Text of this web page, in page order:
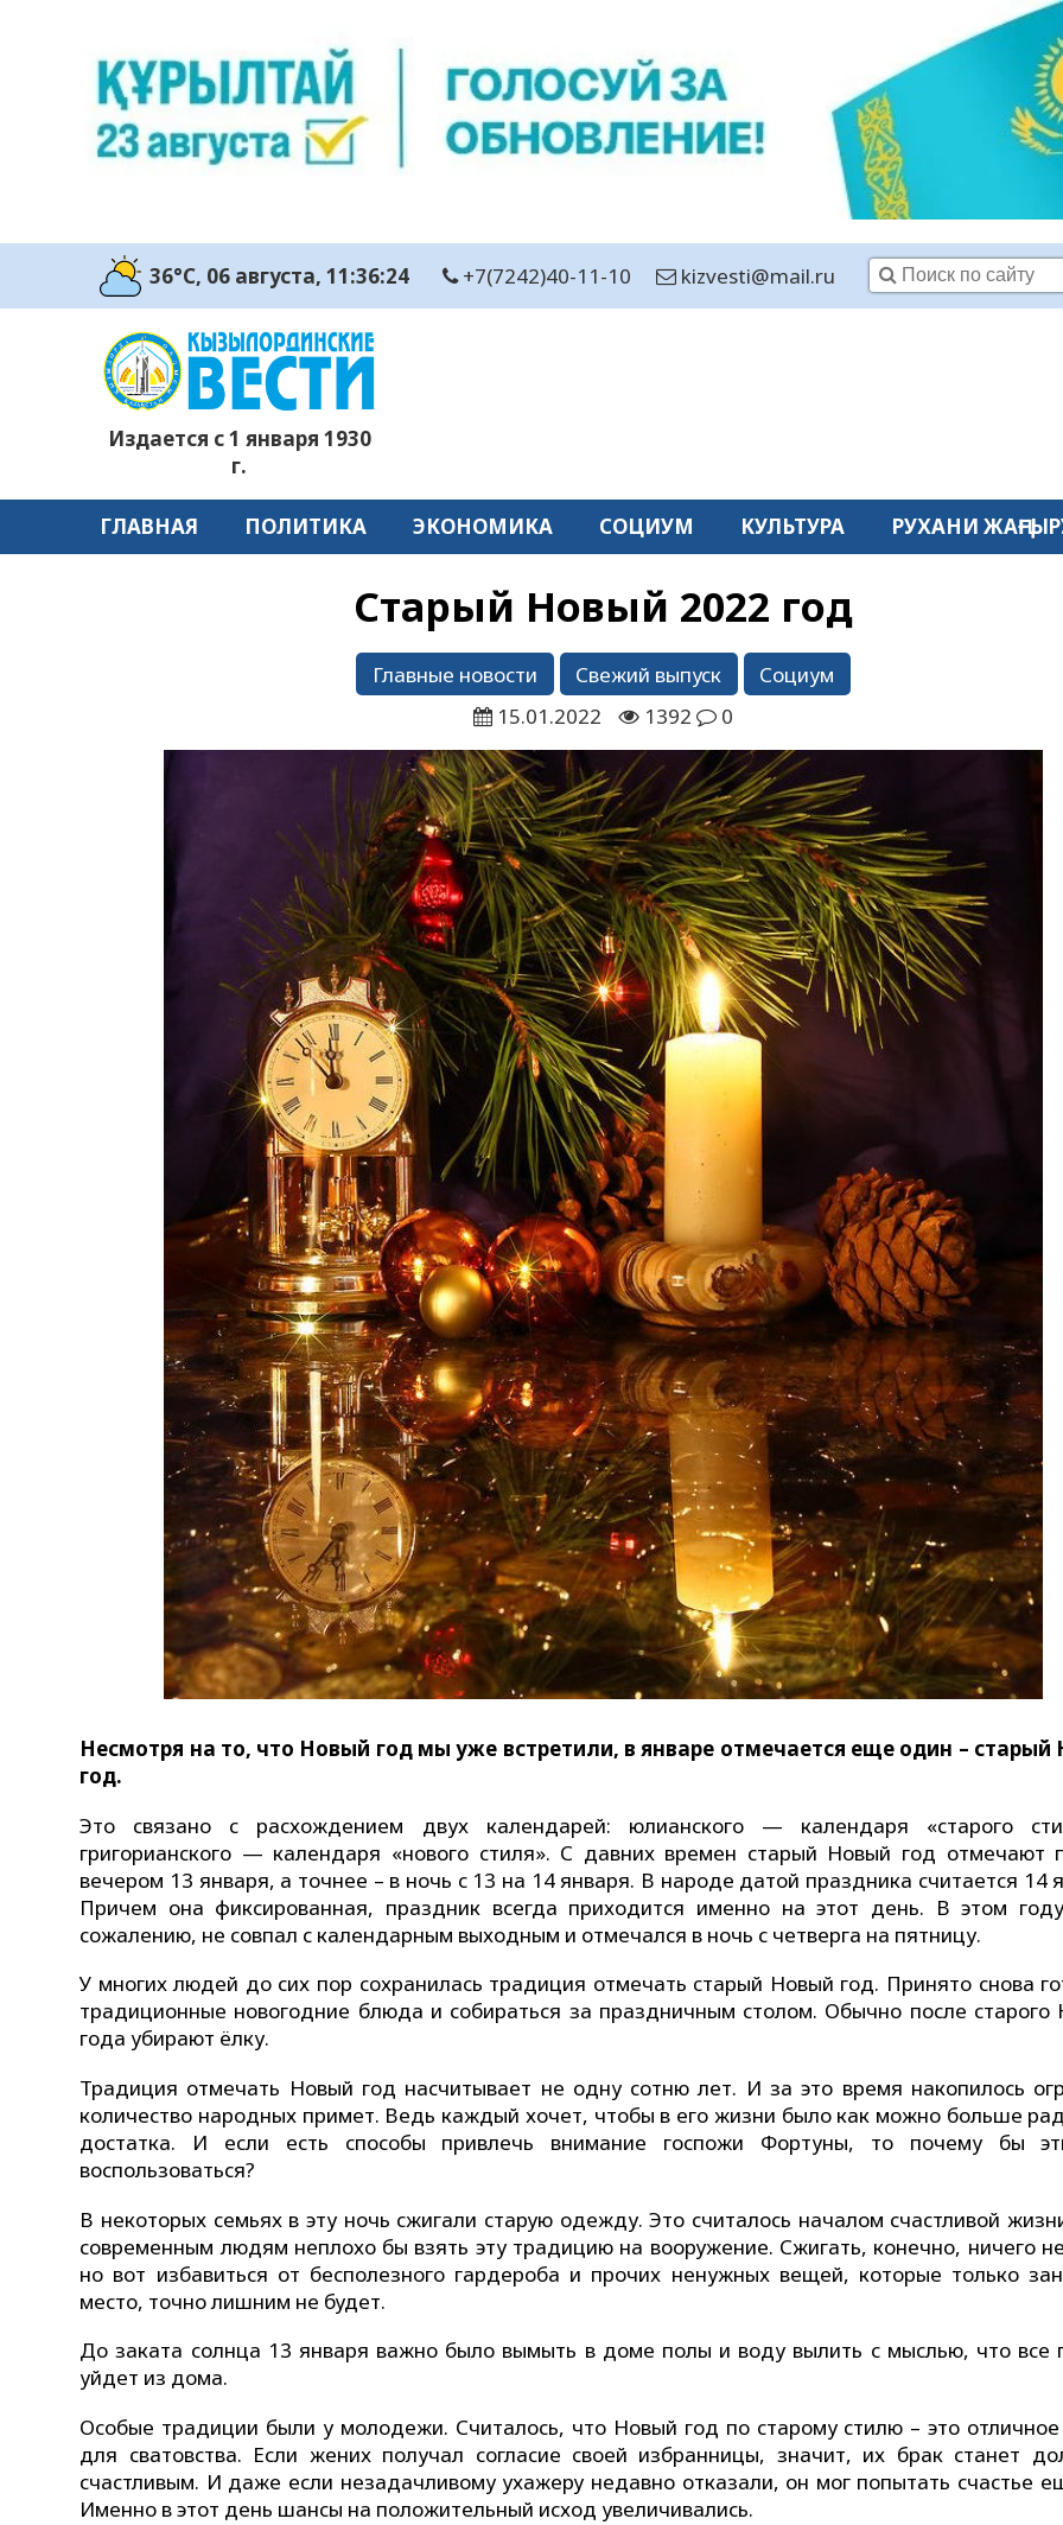
36°C, 06 августа, 11:36:26 +7(7242)40-11-10 kizvesti@mail.ru
Издается с 1 января 1930
г.
ГЛАВНАЯ ПОЛИТИКА ЭКОНОМИКА СОЦИУМ КУЛЬТУРА РУХАНИ
Старый Новый 2022 год
Главные новости Свежий выпуск
Социум
15.01.2022
1392 0
Несмотря на то, что Новый год мы уже встретили, в январе отмечается еще один – старый
год.
Это связано с расхождением двух календарей: юлианского — календаря «старого
григорианского — календаря «нового стиля». С давних времен старый Новый год отмечают
вечером 13 января, а точнее – в ночь с 13 на 14 января. В народе датой праздника считается 14
Причем она фиксированная, праздник всегда приходится именно на этот день. В этом
сожалению, не совпал с календарным выходным и отмечался в ночь с четверга на пятницу.
У многих людей до сих пор сохранилась традиция отмечать cтарый Новый год. Принято снова
традиционные новогодние блюда и собираться за праздничным столом. Обычно после старого
года убирают ёлку.
Традиция отмечать Новый год насчитывает не одну сотню лет. И за это время накопилось
количество народных примет. Ведь каждый хочет, чтобы в его жизни было как можно больше
достатка. И если есть способы привлечь внимание госпожи Фортуны, то почему бы
воспользоваться?
В некоторых семьях в эту ночь сжигали старую одежду. Это считалось началом счастливой
современным людям неплохо бы взять эту традицию на вооружение. Сжигать, конечно, ничего
но вот избавиться от бесполезного гардероба и прочих ненужных вещей, которые только
место, точно лишним не будет.
До заката солнца 13 января важно было вымыть в доме полы и воду вылить с мыслью, что все
уйдет из дома.
Особые традиции были у молодежи. Считалось, что Новый год по старому стилю – это
для сватовства. Если жених получал согласие своей избранницы, значит, их брак станет
счастливым. И даже если незадачливому ухажеру недавно отказали, он мог попытать счастье
Именно в этот день шансы на положительный исход увеличивались.